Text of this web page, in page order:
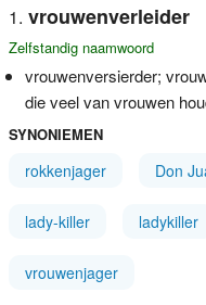
vrouwenverleider
Zelfstandig naamwoord
vrouwenversierder;
die veel van vrouwen
SYNONIEMEN
rokkenjager Don
lady-killer ladykiller
vrouwenjager